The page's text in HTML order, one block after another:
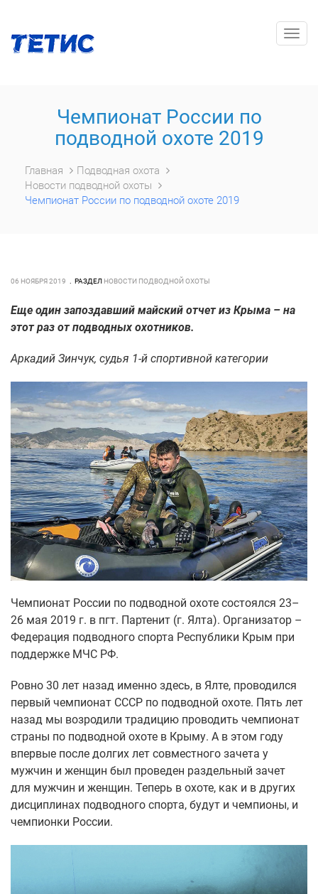
Чемпионат России по
подводной охоте 2019
Главная
Подводная охота
Новости подводной охоты
Чемпионат России по подводной охоте 2019
06 НОЯБРЯ 2019 РАЗДЕЛ НОВОСТИ ПОДВОДНОЙ ОХОТЫ
Еще один запоздавший майский отчет из Крыма – на
этот раз от подводных охотников.
Аркадий Зинчук, судья 1-й спортивной категории
Чемпионат России по подводной охоте состоялся 23–
26 мая 2019 г. в пгт. Партенит (г. Ялта). Организатор –
Федерация подводного спорта Республики Крым при
поддержке МЧС РФ.
Ровно 30 лет назад именно здесь, в Ялте, проводился
первый чемпионат СССР по подводной охоте. Пять лет
назад мы возродили традицию проводить чемпионат
страны по подводной охоте в Крыму. А в этом году
впервые после долгих лет совместного зачета у
мужчин и женщин был проведен раздельный зачет
для мужчин и женщин. Теперь в охоте, как и в других
дисциплинах подводного спорта, будут и чемпионы, и
чемпионки России.